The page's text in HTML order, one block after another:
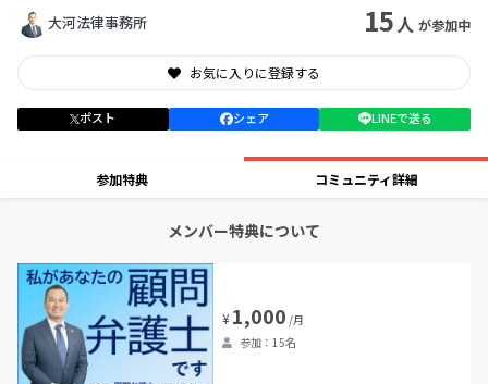
大河法律事務所 15人 が参加中
お気に入りに登録する
ポスト シェア LINEで送る
参加特典 コミュニティ詳細
メンバー特典について
¥1,000 /月
参加：15名